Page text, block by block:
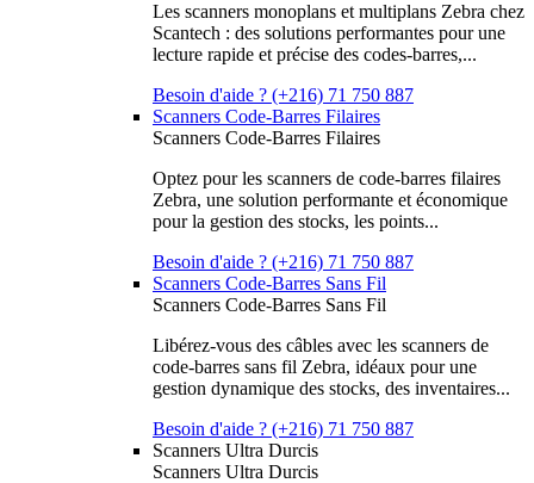
Les scanners monoplans et multiplans Zebra chez
Scantech : des solutions performantes pour une
lecture rapide et précise des codes-barres,...
Besoin d'aide ? (+216) 71 750 887
Scanners Code-Barres Filaires
Scanners Code-Barres Filaires
Optez pour les scanners de code-barres filaires
Zebra, une solution performante et économique
pour la gestion des stocks, les points...
Besoin d'aide ? (+216) 71 750 887
Scanners Code-Barres Sans Fil
Scanners Code-Barres Sans Fil
Libérez-vous des câbles avec les scanners de
code-barres sans fil Zebra, idéaux pour une
gestion dynamique des stocks, des inventaires...
Besoin d'aide ? (+216) 71 750 887
Scanners Ultra Durcis
Scanners Ultra Durcis